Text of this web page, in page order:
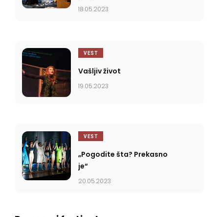
18.05.2023
VEST
Vašljiv život
19.05.2023
VEST
„Pogodite šta? Prekasno
je“
20.05.2023